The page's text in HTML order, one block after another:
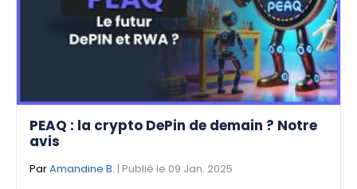
PEAQ : la crypto DePin de demain ? Notre
avis
ParAmandine B. | Publié le 09 Jan. 2025